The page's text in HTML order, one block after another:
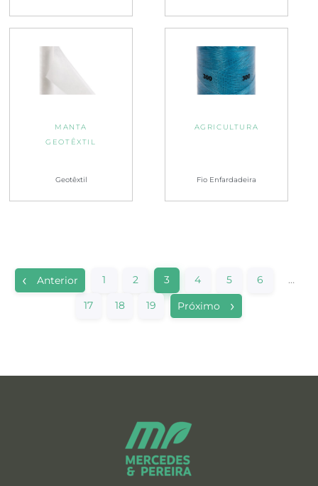
MANTA
GEOTÊXTIL
Geotêxtil
AGRICULTURA
Fio Enfardadeira
Anterior 1 2 3 4 5 6
…
17
18 19 Próximo